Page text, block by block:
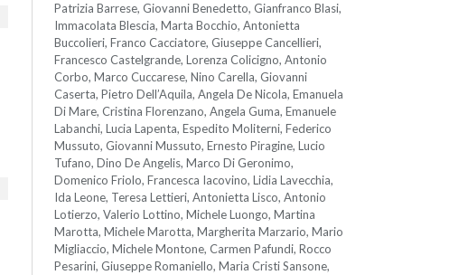
Patrizia Barrese, Giovanni Benedetto, Gianfranco Blasi,
Immacolata Blescia, Marta Bocchio, Antonietta
Buccolieri, Franco Cacciatore, Giuseppe Cancellieri,
Francesco Castelgrande, Lorenza Colicigno, Antonio
Corbo, Marco Cuccarese, Nino Carella, Giovanni
Caserta, Pietro Dell’Aquila, Angela De Nicola, Emanuela
Di Mare, Cristina Florenzano, Angela Guma, Emanuele
Labanchi, Lucia Lapenta, Espedito Moliterni, Federico
Mussuto, Giovanni Mussuto, Ernesto Piragine, Lucio
Tufano, Dino De Angelis, Marco Di Geronimo,
Domenico Friolo, Francesca Iacovino, Lidia Lavecchia,
Ida Leone, Teresa Lettieri, Antonietta Lisco, Antonio
Lotierzo, Valerio Lottino, Michele Luongo, Martina
Marotta, Michele Marotta, Margherita Marzario, Mario
Migliaccio, Michele Montone, Carmen Pafundi, Rocco
Pesarini, Giuseppe Romaniello, Maria Cristi Sansone,